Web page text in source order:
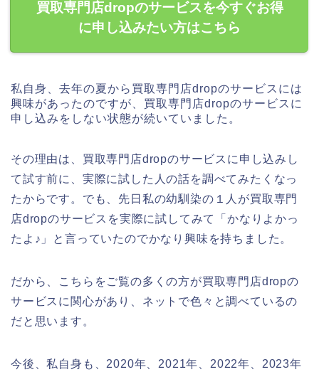
買取専門店dropのサービスを今すぐお得
に申し込みたい方はこちら
私自身、去年の夏から買取専門店dropのサービスには
興味があったのですが、買取専門店dropのサービスに
申し込みをしない状態が続いていました。
その理由は、買取専門店dropのサービスに申し込みし
て試す前に、実際に試した人の話を調べてみたくなっ
たからです。でも、先日私の幼馴染の１人が買取専門
店dropのサービスを実際に試してみて「かなりよかっ
たよ♪」と言っていたのでかなり興味を持ちました。
だから、こちらをご覧の多くの方が買取専門店dropの
サービスに関心があり、ネットで色々と調べているの
だと思います。
今後、私自身も、2020年、2021年、2022年、2023年